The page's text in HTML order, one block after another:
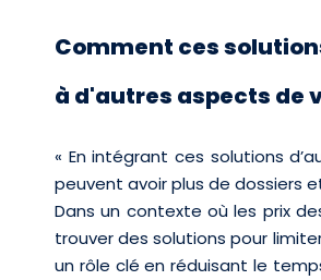
Comment ces
à d'autres aspects de
« En intégrant ces solutions
peuvent avoir plus de dossiers
Dans un contexte où les prix
trouver des solutions pour
un rôle clé en réduisant le